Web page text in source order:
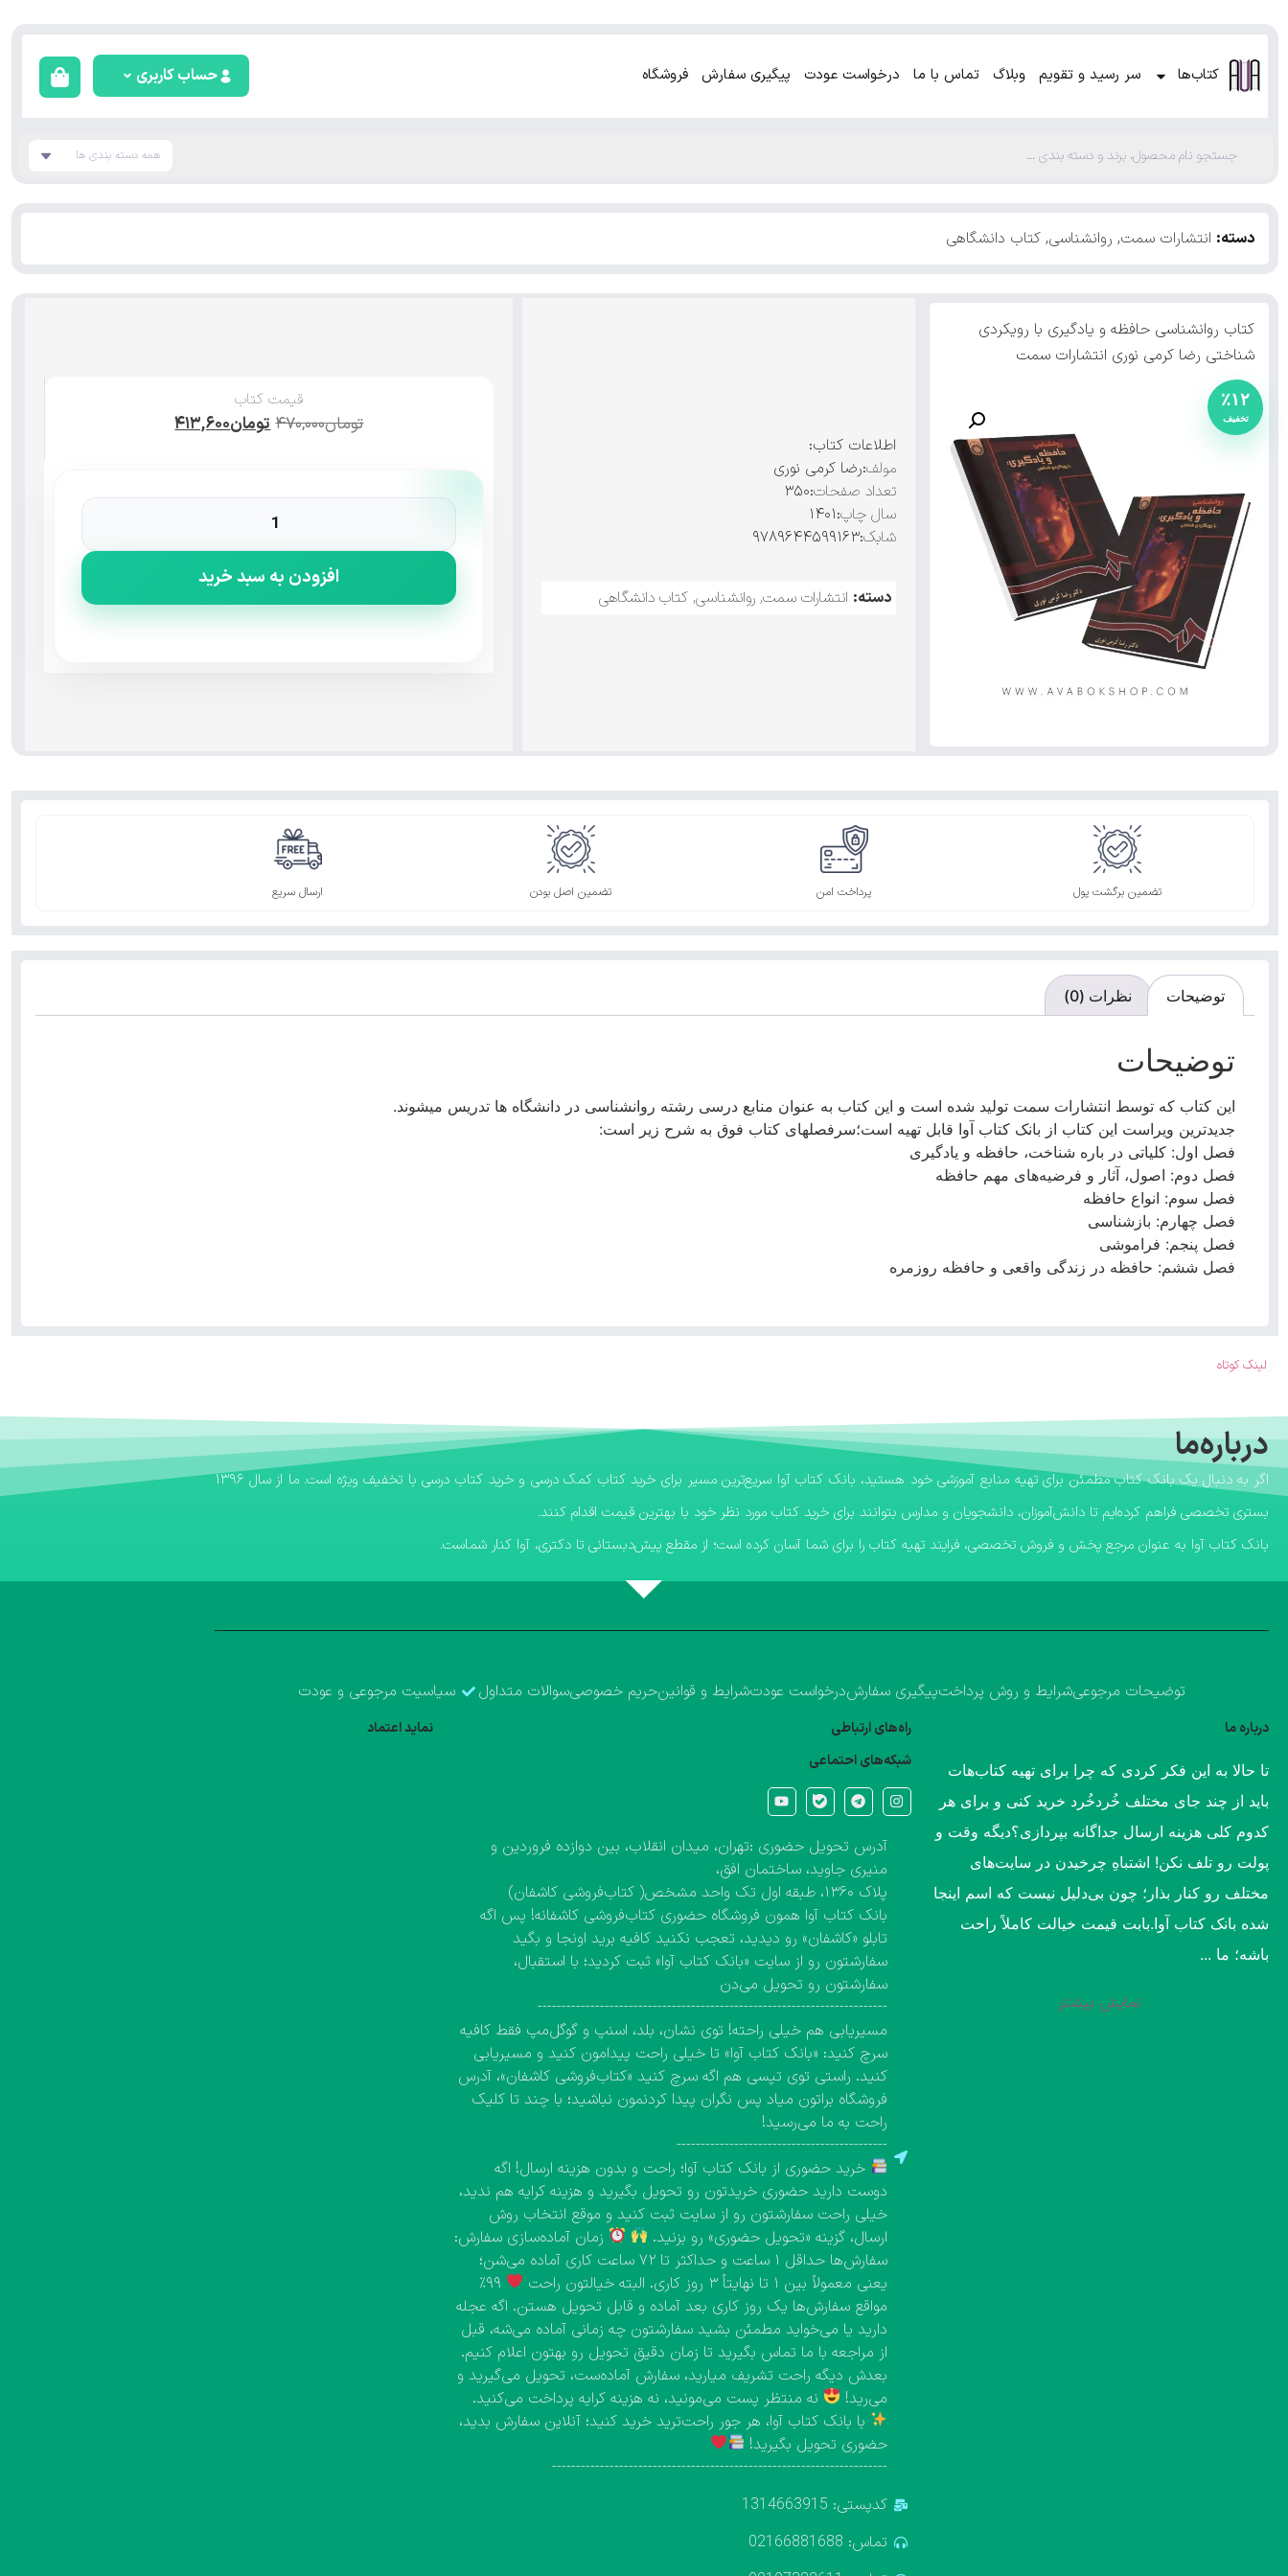
کتاب‌ها سر رسید و تقویم وبلاگ تماس با ما درخواست عودت پیگیری سفارش فروشگاه حساب کاربری
همه دسته بندی ها
دسته: انتشارات سمت, روانشناسی, کتاب دانشگاهی
کتاب روانشناسی حافظه و یادگیری با رویکردی
شناختی رضا کرمی نوری انتشارات سمت
٪۱۲
اطلاعات کتاب:
مولف:رضا کرمی نوری
تعداد صفحات:۳۵۰
سال چاپ:۱۴۰۱
شابک:۹۷۸۹۶۴۴۵۹۹۱۶۳
دسته: انتشارات سمت, روانشناسی, کتاب دانشگاهی
قیمت کتاب
تومان۴۷۰,۰۰۰تومان۴۱۳,۶۰۰
افزودن به سبد خرید
تضمین برگشت پول پرداخت امن تضمین اصل بودن ارسال سریع
توضیحات نظرات (0)
توضیحات
این کتاب که توسط انتشارات سمت تولید شده است و این کتاب به عنوان منابع درسی رشته روانشناسی در دانشگاه ها تدریس میشوند.
جدیدترین ویراست این کتاب از بانک کتاب آوا قابل تهیه است؛سرفصلهای کتاب فوق به شرح زیر است:
فصل اول: کلیاتی در باره شناخت، حافظه و یادگیری
فصل دوم: اصول، آثار و فرضیه‌های مهم حافظه
فصل سوم: انواع حافظه
فصل چهارم: بازشناسی
فصل پنجم: فراموشی
فصل ششم: حافظه در زندگی واقعی و حافظه روزمره
لینک کوتاه
درباره‌ما
اگر به دنبال یک بانک کتاب مطمئن برای تهیه منابع آموزشی خود هستید، بانک کتاب آوا سریع‌ترین مسیر برای خرید کتاب کمک درسی و خرید کتاب درسی با تخفیف ویژه است. ما از سال ۱۳۹۶
بستری تخصصی فراهم کرده‌ایم تا دانش‌آموزان، دانشجویان و مدارس بتوانند برای خرید کتاب مورد نظر خود با بهترین قیمت اقدام کنند.
​بانک کتاب آوا به عنوان مرجع پخش و فروش تخصصی، فرایند تهیه کتاب را برای شما آسان کرده است؛ از مقطع پیش‌دبستانی تا دکتری، آوا کنار شماست.
توضیحات مرجوعیشرایط و روش پرداختپیگیری سفارشدرخواست عودتشرایط و قوانینحریم خصوصیسوالات متداول سیاسیت مرجوعی و عودت
درباره ما
​تا حالا به این فکر کردی که چرا برای تهیه کتاب‌هات
باید از چند جای مختلف خُردخُرد خرید کنی و برای هر
کدوم کلی هزینه ارسال جداگانه بپردازی؟​دیگه وقت و
پولت رو تلف نکن! اشتباهِ چرخیدن در سایت‌های
مختلف رو کنار بذار؛ چون بی‌دلیل نیست که اسم اینجا
شده بانک کتاب آوا.​بابت قیمت خیالت کاملاً راحت
باشه؛ ما ...
نمایش بیشتر
راه‌های ارتباطی
شبکه‌های احتماعی
آدرس تحویل حضوری :تهران، میدان انقلاب، بین دوازده فروردین و
منیری جاوید، ساختمان افق،
پلاک ۱۳۶۰، طبقه اول تک واحد مشخص( کتاب‌فروشی کاشفان)
بانک کتاب آوا همون فروشگاه حضوری کتاب‌فروشی کاشفانه! پس اگه
تابلو «کاشفان» رو دیدید، تعجب نکنید کافیه برید اونجا و بگید
سفارشتون رو از سایت «بانک کتاب آوا» ثبت کردید؛ با استقبال،
سفارشتون رو تحویل می‌دن
-------------------------------------------------------------------------
مسیریابی هم خیلی راحته! توی نشان، بلد، اسنپ و گوگل‌مپ فقط کافیه
سرچ کنید: «بانک کتاب آوا» تا خیلی راحت پیدامون کنید و مسیریابی
کنید. راستی توی تپسی هم اگه سرچ کنید «کتاب‌فروشی کاشفان»، آدرس
فروشگاه براتون میاد پس نگران پیدا کردنمون نباشید؛ با چند تا کلیک
راحت به ما می‌رسید!
--------------------------------------------
خرید حضوری از بانک کتاب آوا؛ راحت و بدون هزینه ارسال! اگه
دوست دارید حضوری خریدتون رو تحویل بگیرید و هزینه کرایه هم ندید،
خیلی راحت سفارشتون رو از سایت ثبت کنید و موقع انتخاب روش
ارسال، گزینه «تحویل حضوری» رو بزنید.
زمان آماده‌سازی سفارش:
سفارش‌ها حداقل ۱ ساعت و حداکثر تا ۷۲ ساعت کاری آماده می‌شن؛
یعنی معمولاً بین ۱ تا نهایتاً ۳ روز کاری. البته خیالتون راحت
۹۹٪
مواقع سفارش‌ها یک روز کاری بعد آماده و قابل تحویل هستن. اگه عجله
دارید یا می‌خواید مطمئن بشید سفارشتون چه زمانی آماده می‌شه، قبل
از مراجعه با ما تماس بگیرید تا زمان دقیق تحویل رو بهتون اعلام کنیم.
بعدش دیگه راحت تشریف میارید، سفارش آماده‌ست، تحویل می‌گیرید و
می‌رید!
نه منتظر پست می‌مونید، نه هزینه کرایه پرداخت می‌کنید.
با بانک کتاب آوا، هر جور راحت‌ترید خرید کنید؛ آنلاین سفارش بدید،
حضوری تحویل بگیرید!
----------------------------------------------------------------------
کدپستی: 1314663915
تماس: 02166881688
نماید اعتماد